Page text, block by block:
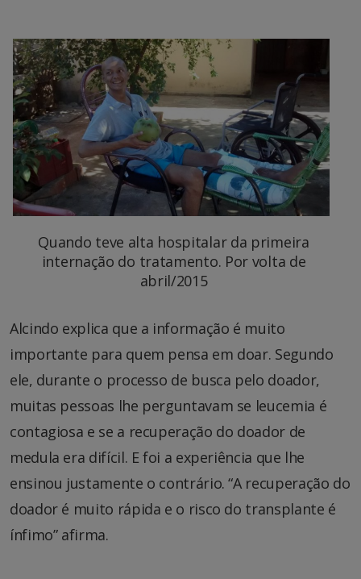
Quando teve alta hospitalar da primeira
internação do tratamento. Por volta de
abril/2015
Alcindo explica que a informação é muito
importante para quem pensa em doar. Segundo
ele, durante o processo de busca pelo doador,
muitas pessoas lhe perguntavam se leucemia é
contagiosa e se a recuperação do doador de
medula era difícil. E foi a experiência que lhe
ensinou justamente o contrário. “A recuperação do
doador é muito rápida e o risco do transplante é
ínfimo” afirma.